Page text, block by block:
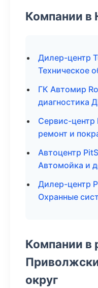
Компании в
Дилер-центр
Техническое
ГК Автомир
диагностика
Сервис-центр
ремонт и
Автоцентр
Автомойка и
Дилер-центр
Охранные
Компании в
округ